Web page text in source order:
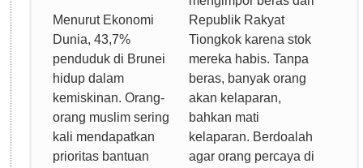
Menurut Ekonomi
Dunia, 43,7%
penduduk di Brunei
hidup dalam
kemiskinan. Orang-
orang muslim sering
kali mendapatkan
prioritas bantuan
Republik Rakyat
Tiongkok karena stok
mereka habis. Tanpa
beras, banyak orang
akan kelaparan,
bahkan mati
kelaparan. Berdoalah
agar orang percaya di